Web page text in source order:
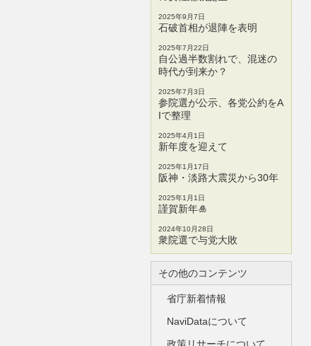
2025年9月7日
石破首相が退陣を表明
2025年7月22日
自公過半数割れで、混迷の
時代が到来か？
2025年7月3日
参院選が公示、各党公約をA
Iで整理
2025年4月1日
新年度を迎えて
2025年1月17日
阪神・淡路大震災から30年
2025年1月1日
謹賀新年🎍
2024年10月28日
衆院選で与党大敗
その他のコンテンツ
省庁新着情報
NaviDataについて